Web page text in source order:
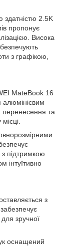
здатністю 2.5K
пропонує
Висока
з графікою,
MateBook 16
алюмінієвим
перенесення та
підтримкою
інтуїтивно
з
зручної
оснащений